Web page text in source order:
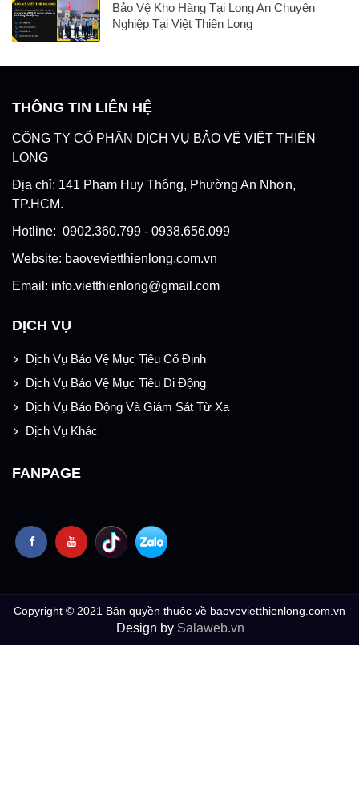
Bảo Vệ Kho Hàng Tại Long An Chuyên
Nghiệp Tại Việt Thiên Long
THÔNG TIN LIÊN HỆ
CÔNG TY CỔ PHẦN DỊCH VỤ BẢO VỆ VIỆT THIÊN
LONG
Địa chỉ: 141 Phạm Huy Thông, Phường An Nhơn,
TP.HCM.
Hotline: 0902.360.799 - 0938.656.099
Website: baovevietthienlong.com.vn
Email: info.vietthienlong@gmail.com
DỊCH VỤ
Dịch Vụ Bảo Vệ Mục Tiêu Cố Định
Dịch Vụ Bảo Vệ Mục Tiêu Di Động
Dịch Vụ Báo Động Và Giám Sát Từ Xa
Dịch Vụ Khác
FANPAGE
Copyright © 2021 Bản quyền thuộc về baovevietthienlong.com.vn
Design by Salaweb.vn